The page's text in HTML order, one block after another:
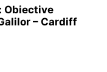
Obiective
– Cardiff